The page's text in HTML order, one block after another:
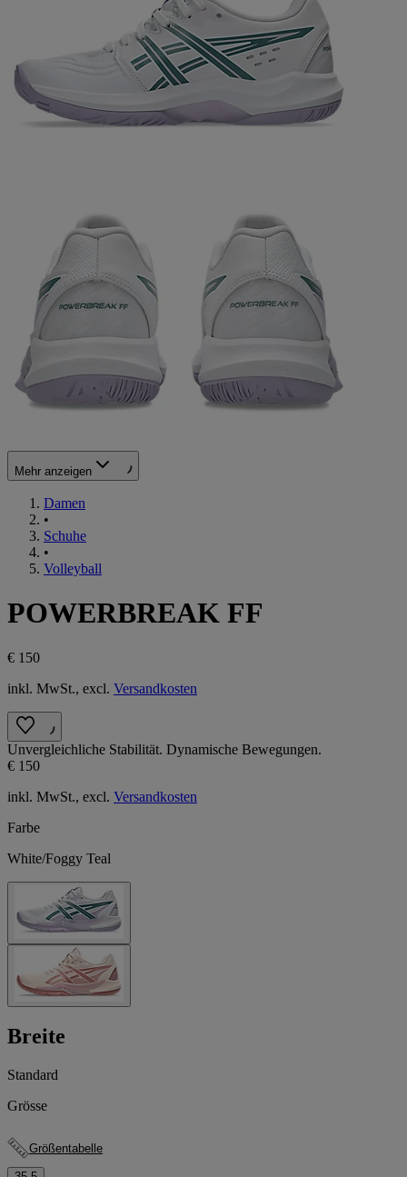
Mehr anzeigen
Damen
•
Schuhe
•
Volleyball
POWERBREAK FF
€ 150
inkl. MwSt., excl. Versandkosten
Unvergleichliche Stabilität. Dynamische Bewegungen.
€ 150
inkl. MwSt., excl. Versandkosten
Farbe
White/Foggy Teal
Breite
Standard
Grösse
Größentabelle